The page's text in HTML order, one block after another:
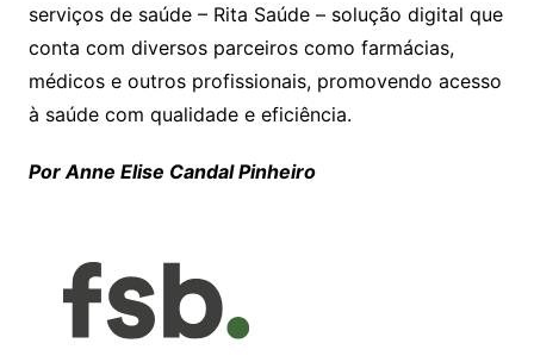
serviços de saúde – Rita Saúde – solução digital que
conta com diversos parceiros como farmácias,
médicos e outros profissionais, promovendo acesso
à saúde com qualidade e eficiência.
Por Anne Elise Candal Pinheiro